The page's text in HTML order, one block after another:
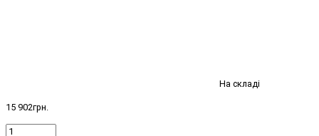
На складі
15 902грн.